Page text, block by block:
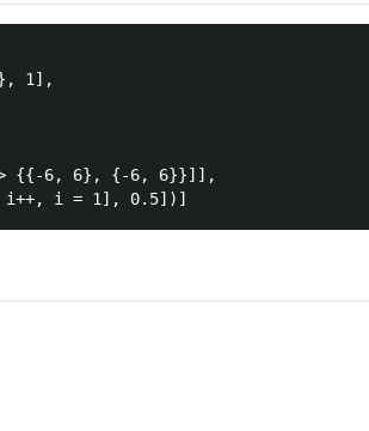
1],
{{-6, 6}, {-6, 6}}]],